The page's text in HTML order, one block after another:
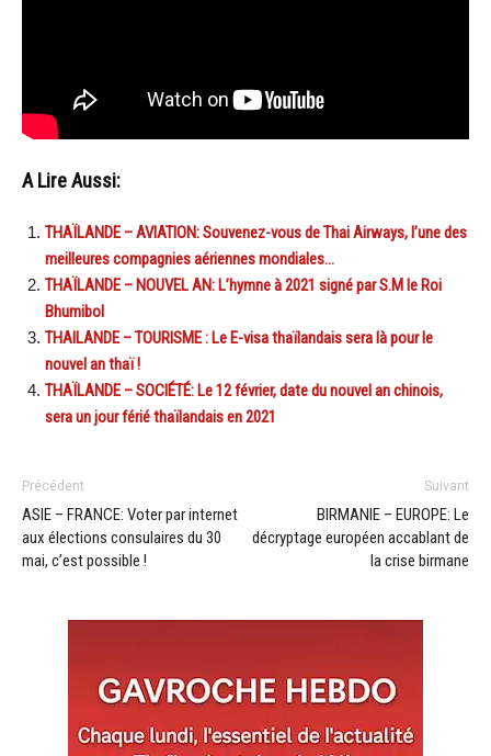
A Lire Aussi:
THAÏLANDE – AVIATION: Souvenez-vous de Thai Airways, l’une des
meilleures compagnies aériennes mondiales…
THAÏLANDE – NOUVEL AN: L’hymne à 2021 signé par S.M le Roi
Bhumibol
THAILANDE – TOURISME : Le E-visa thaïlandais sera là pour le
nouvel an thaï !
THAÏLANDE – SOCIÉTÉ: Le 12 février, date du nouvel an chinois,
sera un jour férié thaïlandais en 2021
Précédent
ASIE – FRANCE: Voter par internet
aux élections consulaires du 30
mai, c’est possible !
Suivant
BIRMANIE – EUROPE: Le
décryptage européen accablant de
la crise birmane